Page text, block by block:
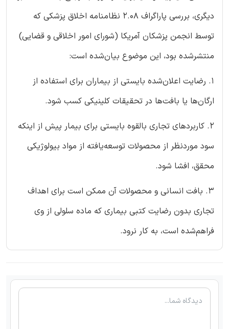
دیگری، بررسی پاراگراف 2.08 نظامنامه اخلاق پزشکی که
توسط انجمن پزشکان آمریکا (شورای امور اخلاقی و قضایی)
منتشرشده بود، این موضوع بیان‌شده است:
1. رضایت اعلان‌شده بایستی از بیماران برای استفاده از
ارگان‌ها یا بافت‌ها در تحقیقات کلینیکی کسب شود.
2. کاربردهای تجاری بالقوه بایستی برای بیمار پیش از اینکه
سود موردنظر از محصولات توسعه‌یافته از مواد بیولوژیکی
محقق، افشا شود.
3. بافت انسانی و محصولات آن ممکن است برای اهداف
تجاری بدون رضایت کتبی بیماری که ماده سلولی از وی
فراهم‌شده است، به کار نرود.